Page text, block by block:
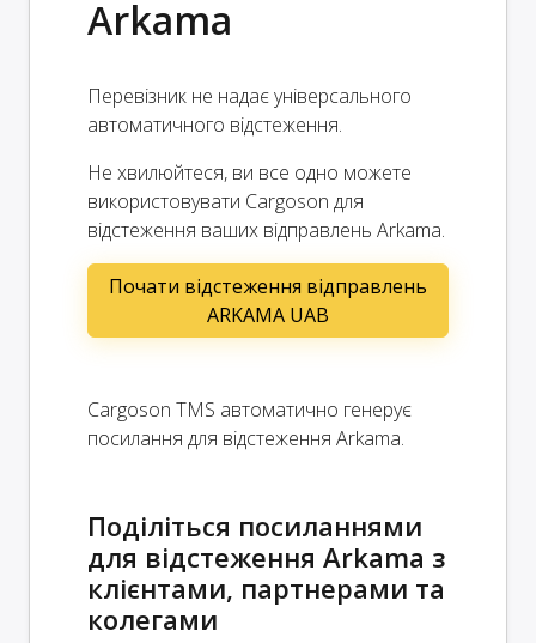
Arkama
Перевізник не надає універсального
автоматичного відстеження.
Не хвилюйтеся, ви все одно можете
використовувати Cargoson для
відстеження ваших відправлень Arkama.
Почати відстеження відправлень
ARKAMA UAB
Cargoson TMS автоматично генерує
посилання для відстеження Arkama.
Поділіться посиланнями
для відстеження Arkama з
клієнтами, партнерами та
колегами